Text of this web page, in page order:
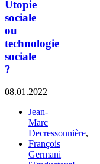
Utopie
sociale
ou
technologie
sociale
?
08.01.2022
Jean-
Marc
Decressonnière,
François
Germani